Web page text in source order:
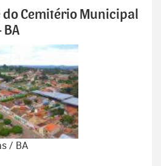
do Cemitério Municipal
/ BA